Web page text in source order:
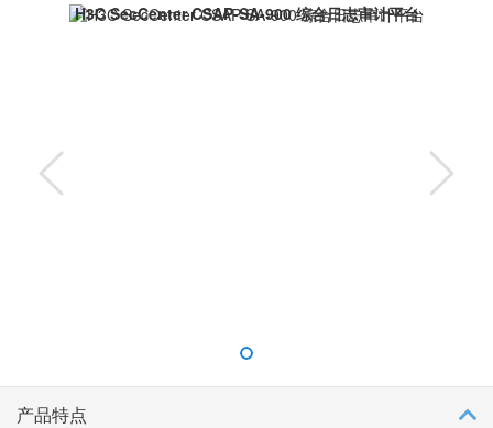
信息，为用户提供真正可信赖的事件追责依据和业务运行的深度安
H3C SecCenter CSAP-SA-900 综合日志审计平台
产品特点